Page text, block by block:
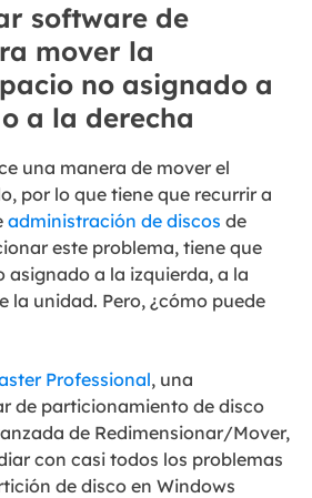
software de
mover la
no asignado a
a la derecha
una manera de mover el
por lo que tiene que recurrir a
administración de discos de
este problema, tiene que
asignado a la izquierda, a la
la unidad. Pero, ¿cómo puede
Professional, una
de particionamiento de disco
de Redimensionar/Mover,
con casi todos los problemas
de disco en Windows